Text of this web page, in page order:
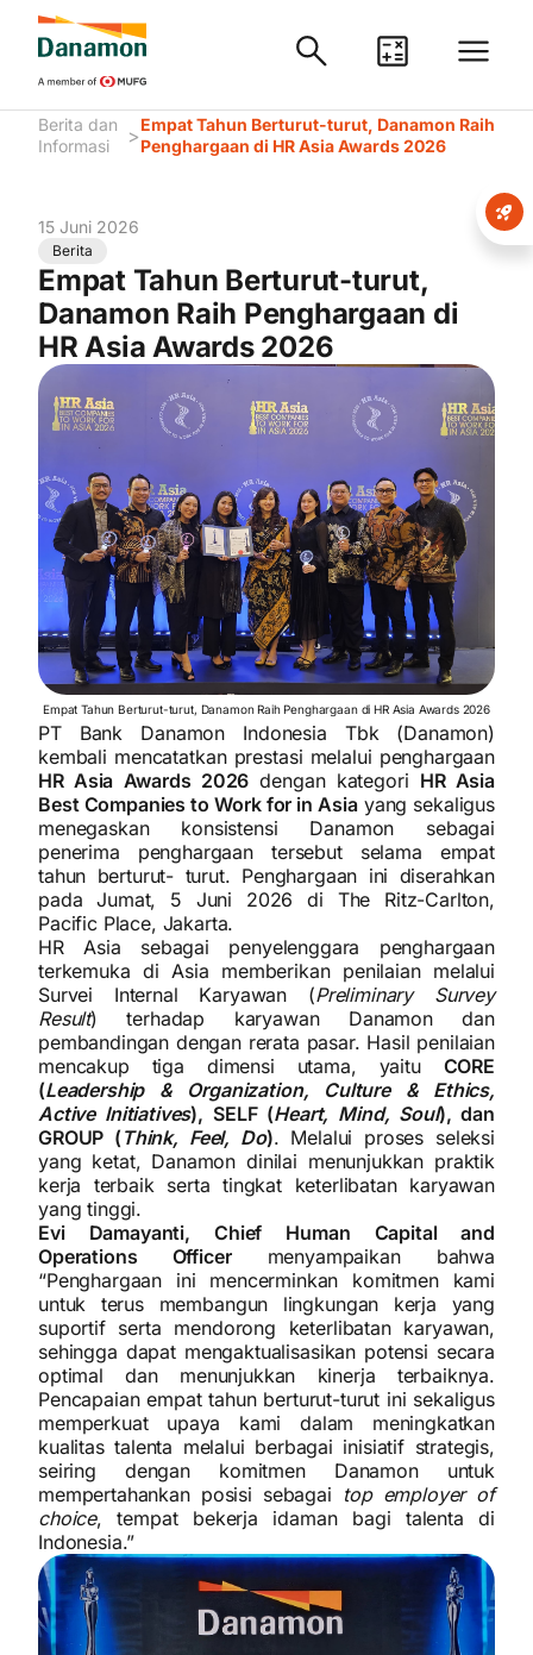
Berita dan
Informasi
>Empat Tahun Berturut-turut, Danamon Raih
Penghargaan di HR Asia Awards 2026
15 Juni 2026
Berita
Empat Tahun Berturut-turut,
Danamon Raih Penghargaan di
HR Asia Awards 2026
Empat Tahun Berturut-turut, Danamon Raih Penghargaan di HR Asia Awards 2026
PT Bank Danamon Indonesia Tbk (Danamon)
kembali mencatatkan prestasi melalui penghargaan
HR Asia Awards 2026 dengan kategori HR Asia
Best Companies to Work for in Asiayang sekaligus
menegaskan konsistensi Danamon sebagai
penerima penghargaan tersebut selama empat
tahun berturut- turut. Penghargaan ini diserahkan
pada Jumat, 5 Juni 2026 di The Ritz-Carlton,
Pacific Place, Jakarta.
HR Asia sebagai penyelenggara penghargaan
terkemuka di Asia memberikan penilaian melalui
Survei Internal Karyawan (Preliminary Survey
Result) terhadap karyawan Danamon dan
pembandingan dengan rerata pasar. Hasil penilaian
mencakup tiga dimensi utama, yaitu CORE
(Leadership & Organization, Culture & Ethics,
Active Initiatives), SELF (Heart, Mind, Soul), dan
GROUP (Think, Feel, Do). Melalui proses seleksi
yang ketat, Danamon dinilai menunjukkan praktik
kerja terbaik serta tingkat keterlibatan karyawan
yang tinggi.
Evi Damayanti, Chief Human Capital and
Operations Officermenyampaikan bahwa
“Penghargaan ini mencerminkan komitmen kami
untuk terus membangun lingkungan kerja yang
suportif serta mendorong keterlibatan karyawan,
sehingga dapat mengaktualisasikan potensi secara
optimal dan menunjukkan kinerja terbaiknya.
Pencapaian empat tahun berturut-turut ini sekaligus
memperkuat upaya kami dalam meningkatkan
kualitas talenta melalui berbagai inisiatif strategis,
seiring dengan komitmen Danamon untuk
mempertahankan posisi sebagai top employer of
choice, tempat bekerja idaman bagi talenta di
Indonesia.”